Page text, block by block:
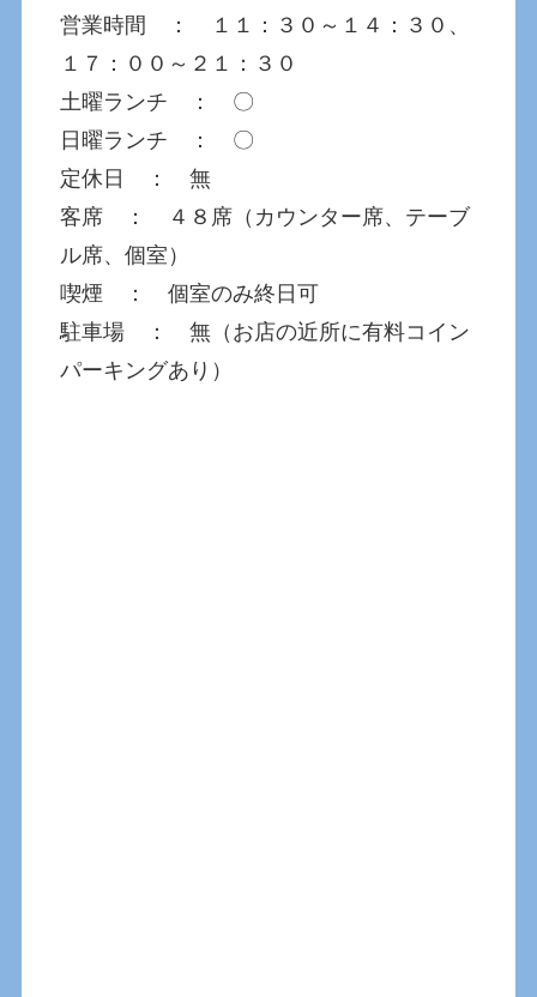
営業時間 ： １１：３０～１４：３０、
１７：００～２１：３０
土曜ランチ ： 〇
日曜ランチ ： 〇
定休日 ： 無
客席 ： ４８席（カウンター席、テーブ
ル席、個室）
喫煙 ： 個室のみ終日可
駐車場 ： 無（お店の近所に有料コイン
パーキングあり）